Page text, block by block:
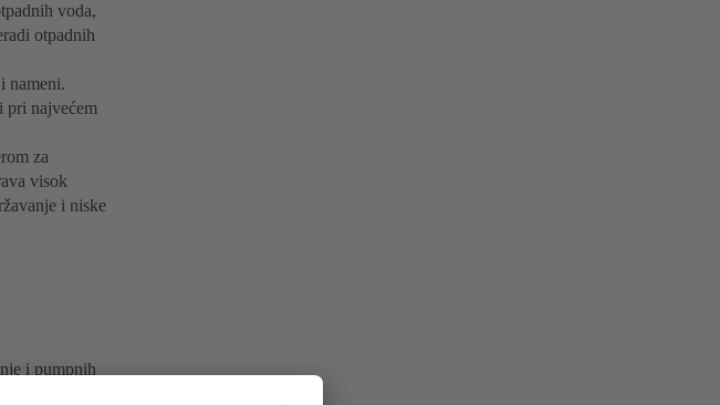
voda,
otpadnih
nameni.
pri najvećem
za
visok
i niske
i pumpnih
upravo